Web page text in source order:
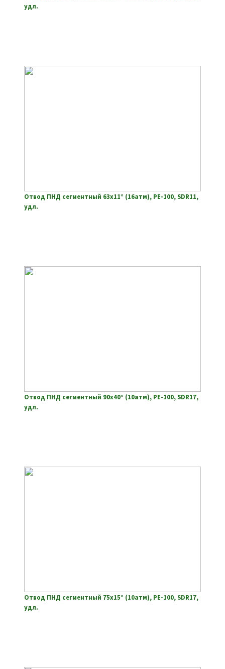
удл.
Отвод ПНД сегментный 63х11° (16атм), РЕ-100, SDR11,
удл.
Отвод ПНД сегментный 90х40° (10атм), РЕ-100, SDR17,
удл.
Отвод ПНД сегментный 75х15° (10атм), РЕ-100, SDR17,
удл.